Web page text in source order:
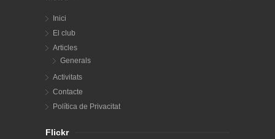
Inici
El club
Articles
Generals
Activitats
Contacte
Política de Privacitat
Flickr